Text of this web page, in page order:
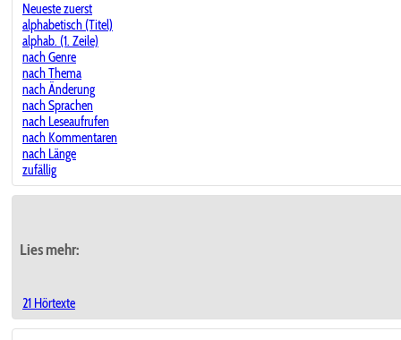
Neueste zuerst
alphabetisch (Titel)
alphab. (1. Zeile)
nach Genre
nach Thema
nach Änderung
nach Sprachen
nach Leseaufrufen
nach Kommentaren
nach Länge
zufällig
Lies mehr:
21 Hörtexte